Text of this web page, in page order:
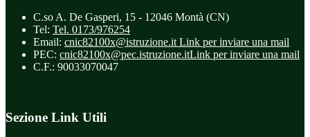
C.so A. De Gasperi, 15 - 12046 Montà (CN)
Tel: Tel. 0173/976254
Email: cnic82100x@istruzione.it Link per inviare una mail
PEC: cnic82100x@pec.istruzione.itLink per inviare una mail
C.F.: 90033070047
Sezione Link Utili